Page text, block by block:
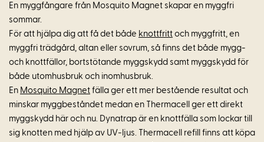
En myggfångare från Mosquito Magnet skapar en myggfri
sommar.
För att hjälpa dig att få det både knottfritt och myggfritt, en
myggfri trädgård, altan eller sovrum, så finns det både mygg-
och knottfällor, bortstötande myggskydd samt myggskydd för
både utomhusbruk och inomhusbruk.
En Mosquito Magnet fälla ger ett mer bestående resultat och
minskar myggbeståndet medan en Thermacell ger ett direkt
myggskydd här och nu. Dynatrap är en knottfälla som lockar till
sig knotten med hjälp av UV-ljus. Thermacell refill finns att köpa